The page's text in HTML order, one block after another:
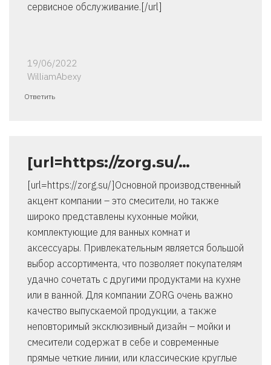
сервисное обслуживание.[/url]
19/06/2022
WilliamAbexy
Ответить
[url=https://zorg.su/…
[url=https://zorg.su/]Основной производственный
акцент компании – это смесители, но также
широко представлены кухонные мойки,
комплектующие для ванных комнат и
аксессуары. Привлекательным является большой
выбор ассортимента, что позволяет покупателям
удачно сочетать с другими продуктами на кухне
или в ванной. Для компании ZORG очень важно
качество выпускаемой продукции, а также
неповторимый эксклюзивный дизайн – мойки и
смесители содержат в себе и современные
прямые четкие линии, или классические круглые